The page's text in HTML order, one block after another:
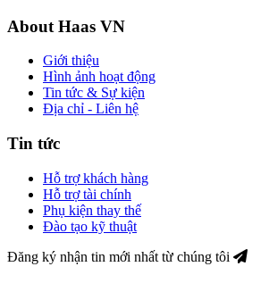
About Haas VN
Giới thiệu
Hình ảnh hoạt động
Tin tức & Sự kiện
Địa chỉ - Liên hệ
Tin tức
Hỗ trợ khách hàng
Hỗ trợ tài chính
Phụ kiện thay thế
Đào tạo kỹ thuật
Đăng ký nhận tin mới nhất từ chúng tôi